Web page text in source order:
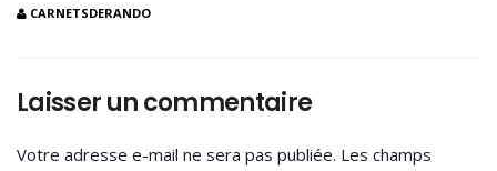
CARNETSDERANDO
Laisser un commentaire
Votre adresse e-mail ne sera pas publiée. Les champs